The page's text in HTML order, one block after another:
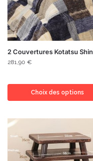
2 Couvertures Kotatsu Shin
281,90 €
Choix des options